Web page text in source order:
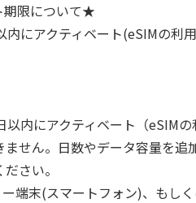
限について★
内にアクティベート(eSIMの利
以内にアクティベート（eSIMの
ません。日数やデータ容量を追
さい。
ー端末(スマートフォン)、もし